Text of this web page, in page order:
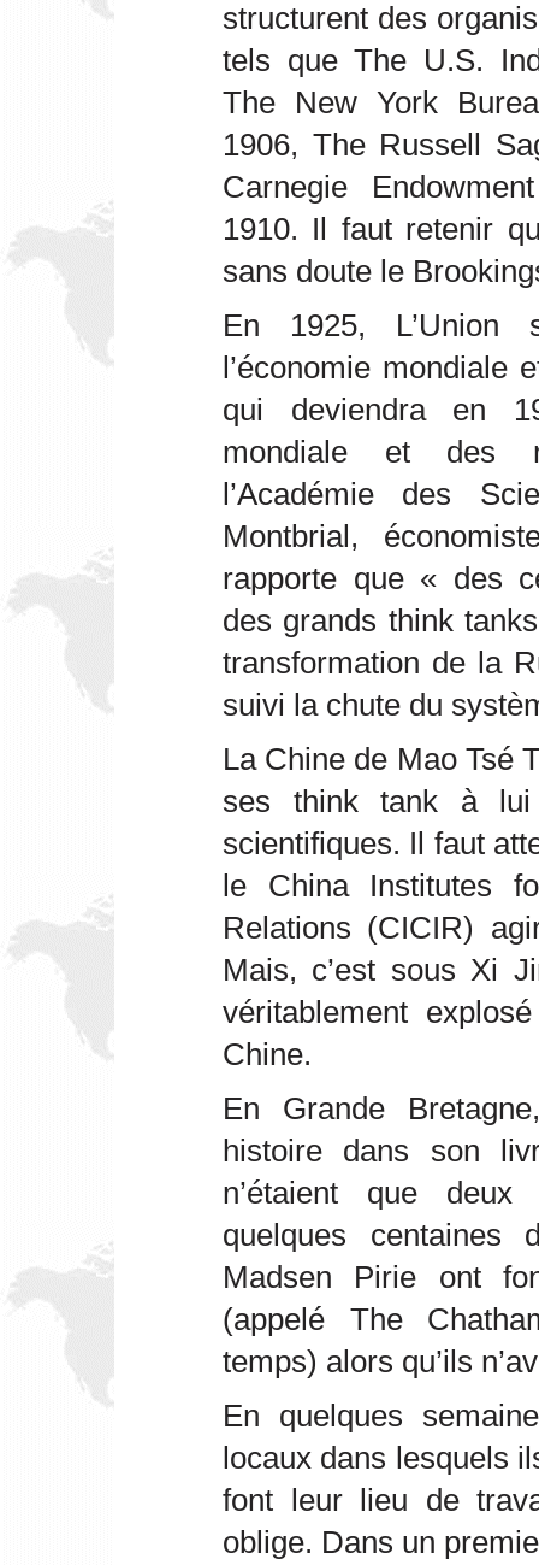
structurent des
tels que The U.S.
The New York
1906, The Russell
Carnegie
1910. Il faut retenir
sans doute le
En 1925, L’Union
l’économie mondiale
qui deviendra en
mondiale et des
l’Académie des
Montbrial,
rapporte que « des
des grands think
transformation de la
suivi la chute du
La Chine de Mao Tsé
ses think tank à lui
scientifiques. Il faut
le China Institutes
Relations (CICIR)
Mais, c’est sous Xi
véritablement
Chine.
En Grande
histoire dans son
n’étaient que
quelques centaines
Madsen Pirie ont
(appelé The
temps) alors qu’ils
En quelques
locaux dans lesquels
font leur lieu de
oblige. Dans un